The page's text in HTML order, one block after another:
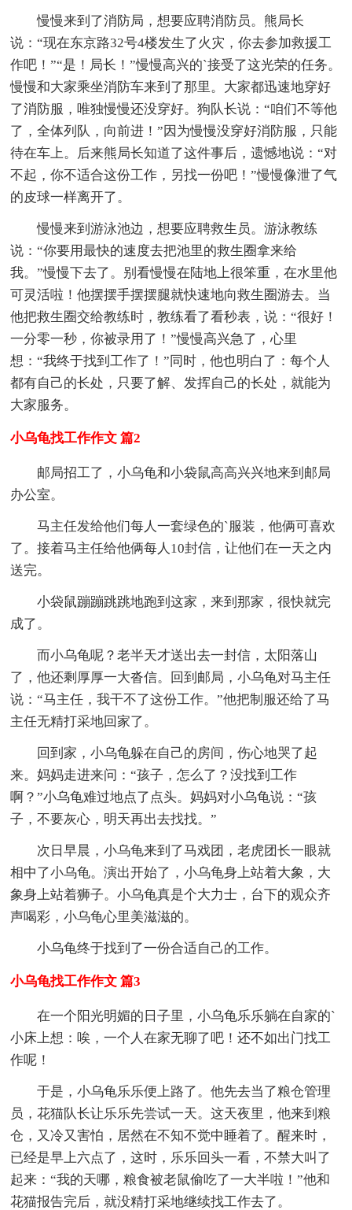
慢慢来到了消防局，想要应聘消防员。熊局长
说：“现在东京路32号4楼发生了火灾，你去参加救援工
作吧！”“是！局长！”慢慢高兴的`接受了这光荣的任务。
慢慢和大家乘坐消防车来到了那里。大家都迅速地穿好
了消防服，唯独慢慢还没穿好。狗队长说：“咱们不等他
了，全体列队，向前进！”因为慢慢没穿好消防服，只能
待在车上。后来熊局长知道了这件事后，遗憾地说：“对
不起，你不适合这份工作，另找一份吧！”慢慢像泄了气
的皮球一样离开了。
慢慢来到游泳池边，想要应聘救生员。游泳教练
说：“你要用最快的速度去把池里的救生圈拿来给
我。”慢慢下去了。别看慢慢在陆地上很笨重，在水里他
可灵活啦！他摆摆手摆摆腿就快速地向救生圈游去。当
他把救生圈交给教练时，教练看了看秒表，说：“很好！
一分零一秒，你被录用了！”慢慢高兴急了，心里
想：“我终于找到工作了！”同时，他也明白了：每个人
都有自己的长处，只要了解、发挥自己的长处，就能为
大家服务。
小乌龟找工作作文 篇2
邮局招工了，小乌龟和小袋鼠高高兴兴地来到邮局
办公室。
马主任发给他们每人一套绿色的`服装，他俩可喜欢
了。接着马主任给他俩每人10封信，让他们在一天之内
送完。
小袋鼠蹦蹦跳跳地跑到这家，来到那家，很快就完
成了。
而小乌龟呢？老半天才送出去一封信，太阳落山
了，他还剩厚厚一大沓信。回到邮局，小乌龟对马主任
说：“马主任，我干不了这份工作。”他把制服还给了马
主任无精打采地回家了。
回到家，小乌龟躲在自己的房间，伤心地哭了起
来。妈妈走进来问：“孩子，怎么了？没找到工作
啊？”小乌龟难过地点了点头。妈妈对小乌龟说：“孩
子，不要灰心，明天再出去找找。”
次日早晨，小乌龟来到了马戏团，老虎团长一眼就
相中了小乌龟。演出开始了，小乌龟身上站着大象，大
象身上站着狮子。小乌龟真是个大力士，台下的观众齐
声喝彩，小乌龟心里美滋滋的。
小乌龟终于找到了一份合适自己的工作。
小乌龟找工作作文 篇3
在一个阳光明媚的日子里，小乌龟乐乐躺在自家的`
小床上想：唉，一个人在家无聊了吧！还不如出门找工
作呢！
于是，小乌龟乐乐便上路了。他先去当了粮仓管理
员，花猫队长让乐乐先尝试一天。这天夜里，他来到粮
仓，又冷又害怕，居然在不知不觉中睡着了。醒来时，
已经是早上六点了，这时，乐乐回头一看，不禁大叫了
起来：“我的天哪，粮食被老鼠偷吃了一大半啦！”他和
花猫报告完后，就没精打采地继续找工作去了。